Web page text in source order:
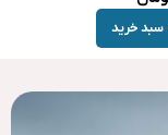
سبد خرید